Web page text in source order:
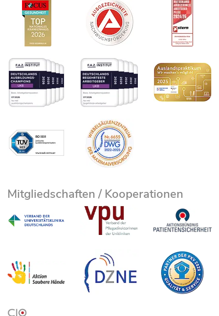
Patient:innenfälle unter Einsatz von Videos sowie
interaktiven Aufgabenformaten. Vor Beginn des
Blockpraktikums Neurochirurgie sind von den
Studierenden vier frei wählbare Lernpakete aus
absolvieren. Die zugehörigen Testnachweise
(Zertifikate) sind zu Beginn des Blockpraktikums
Neurochirurgie digital oder in ausgedruckter Form
den Lehrpersonen vorzulegen.
https://ecampus.uni-
bonn.de/goto_ecampus_crs_3642787.html
Das Paswort wird zu Beginn des Semesters
Mitgliedschaften / Kooperationen